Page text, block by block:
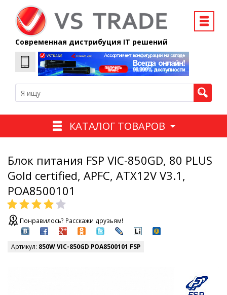
Современная дистрибуция IT решений
КАТАЛОГ ТОВАРОВ
Блок питания FSP VIC-850GD, 80 PLUS
Gold certified, APFC, ATX12V V3.1,
POA8500101
Понравилось? Расскажи друзьям!
Артикул: 850W VIC-850GD POA8500101 FSP